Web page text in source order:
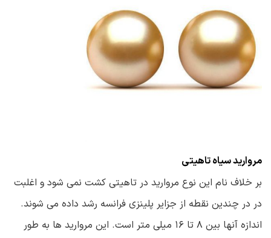
مروارید سیاه تاهیتی
بر خلاف نام این نوع مروارید در تاهیتی کشت نمی شود و اغلبت
در در چندین نقطه از جزایر پلینزی فرانسه رشد داده می شوند.
اندازه آنها بین ۸ تا ۱۶ میلی متر است. این مروارید ها به طور